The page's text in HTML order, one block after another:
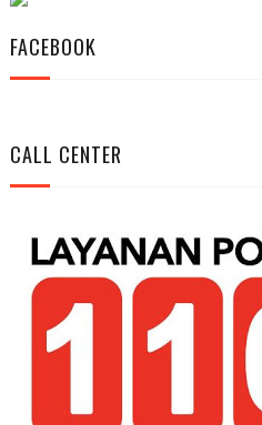
FACEBOOK
CALL CENTER